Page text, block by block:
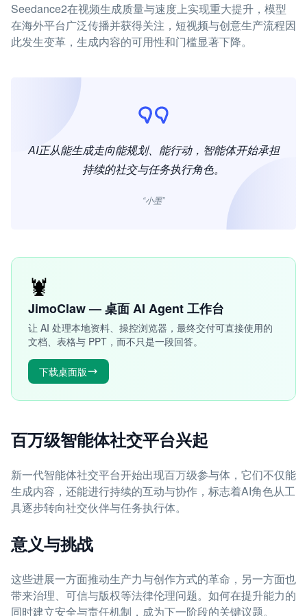
Seedance2在视频生成质量与速度上实现重大提升，模型
在海外平台广泛传播并获得关注，短视频与创意生产流程因
此发生变革，生成内容的可用性和门槛显著下降。
AI正从能生成走向能规划、能行动，智能体开始承担
持续的社交与任务执行角色。
“小墨”
🦞
JimoClaw — 桌面 AI Agent 工作台
让 AI 处理本地资料、操控浏览器，最终交付可直接使用的
文档、表格与 PPT，而不只是一段回答。
下载桌面版
百万级智能体社交平台兴起
新一代智能体社交平台开始出现百万级参与体，它们不仅能
生成内容，还能进行持续的互动与协作，标志着AI角色从工
具逐步转向社交伙伴与任务执行体。
意义与挑战
这些进展一方面推动生产力与创作方式的革命，另一方面也
带来治理、可信与版权等法律伦理问题。如何在提升能力的
同时建立安全与责任机制，成为下一阶段的关键议题。